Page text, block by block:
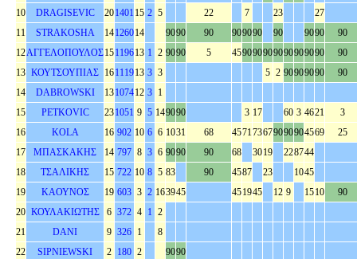
10
DRAGISEVIC 201401 15 2 5 22 7 23
27
11
STRAKOSHA 14126014 9090 90 909090 90 9090
90
12ΑΓΓΕΛΟΠΟΥΛΟΣ15119613 1 2 9090 5 459090909090909090
90
13 ΚΟΥΤΣΟΥΠΙΑΣ 16111913 3 3 5 2 90909090
90
14
DABROWSKI 13107412 3 1
15
PETKOVIC 231051 9 5 149090 3 17 60 3 4621
3
16
KOLA 16 902 10 6 6 1031 68 457173679090904569
25
17
ΜΠΑΣΚΑΚΗΣ 14 797 8 3 6 9090 90 68 3019 228744
18
ΤΣΑΛΙΚΗΣ 15 722 10 8 5 83 90 4587 23 1045
19
ΚΑΟΥΝΟΣ 19 603 3 2 163945 451945 12 9 1510
90
20 ΚΟΥΛΑΚΙΩΤΗΣ 6 372 4 1 2
21
DANI 9 326 1
8
22
SIPNIEWSKI 2 180 2 9090